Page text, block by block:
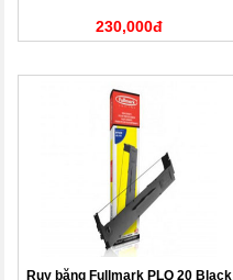
230,000đ
Ruy băng Fullmark PLQ 20 Black